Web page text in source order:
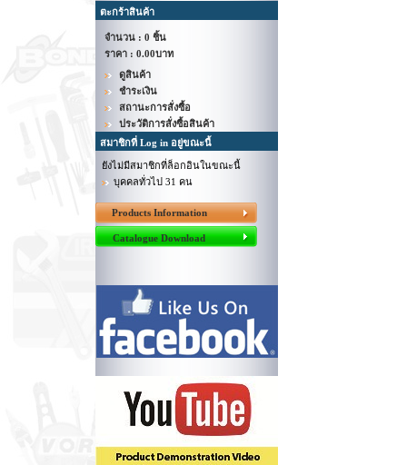
ตะกร้าสินค้า
จำนวน : 0 ชิ้น
ราคา : 0.00บาท
ดูสินค้า
ชำระเงิน
สถานะการสั่งซื้อ
ประวัติการสั่งซื้อสินค้า
สมาชิกที่ Log in อยู่ขณะนี้
ยังไม่มีสมาชิกที่ล็อกอินในขณะนี้
บุคคลทั่วไป 31 คน
Products Information
Catalogue Download